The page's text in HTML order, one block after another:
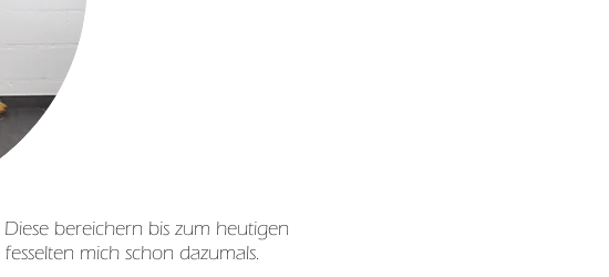
bereichern bis zum heutigen
mich schon dazumals.